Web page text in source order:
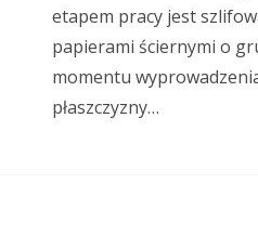
etapem pracy jest
papierami ściernymi o
momentu
płaszczyzny…